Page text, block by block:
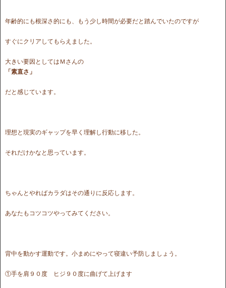
年齢的にも根深さ的にも、もう少し時間が必要だと踏んでいたのですが
すぐにクリアしてもらえました。
大きい要因としてはＭさんの
「素直さ」
だと感じています。
理想と現実のギャップを早く理解し行動に移した。
それだけかなと思っています。
ちゃんとやればカラダはその通りに反応します。
あなたもコツコツやってみてください。
背中を動かす運動です。小まめにやって寝違い予防しましょう。
①手を肩９０度 ヒジ９０度に曲げて上げます